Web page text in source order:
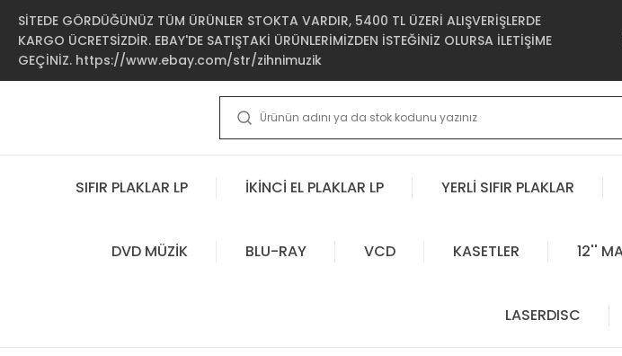
SİTEDE GÖRDÜĞÜNÜZ TÜM ÜRÜNLER STOKTA VARDIR, 5400 TL ÜZERİ ALIŞVERİŞLERDE
KARGO ÜCRETSİZDİR. EBAY'DE SATIŞTAKİ ÜRÜNLERİMİZDEN İSTEĞİNİZ OLURSA İLETİŞİME
GEÇİNİZ. https://www.ebay.com/str/zihnimuzik
SIFIR PLAKLAR LP İKİNCİ EL PLAKLAR LP YERLİ SIFIR PLAKLAR
DVD MÜZİK BLU-RAY VCD KASETLER 12''
LASERDISC